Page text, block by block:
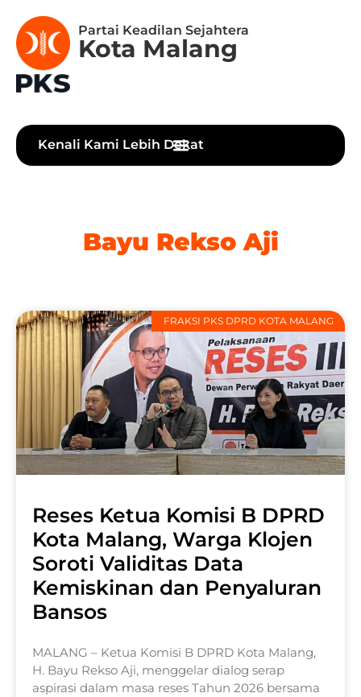
Partai Keadilan Sejahtera
Kota Malang
Kenali Kami Lebih Dekat
Bayu Rekso Aji
FRAKSI PKS DPRD KOTA MALANG
Reses Ketua Komisi B DPRD
Kota Malang, Warga Klojen
Soroti Validitas Data
Kemiskinan dan Penyaluran
Bansos
MALANG – Ketua Komisi B DPRD Kota Malang,
H. Bayu Rekso Aji, menggelar dialog serap
aspirasi dalam masa reses Tahun 2026 bersama